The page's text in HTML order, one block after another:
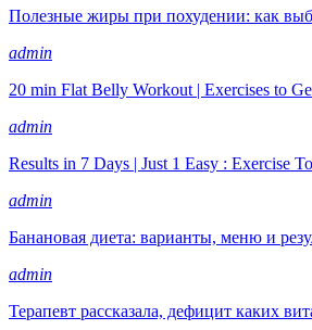
Полезные жиры при похудении: как
admin
20 min Flat Belly Workout | Exercises to
admin
Results in 7 Days | Just 1 Easy : Exercise
admin
Банановая диета: варианты, меню и
admin
Терапевт рассказала, дефицит каких